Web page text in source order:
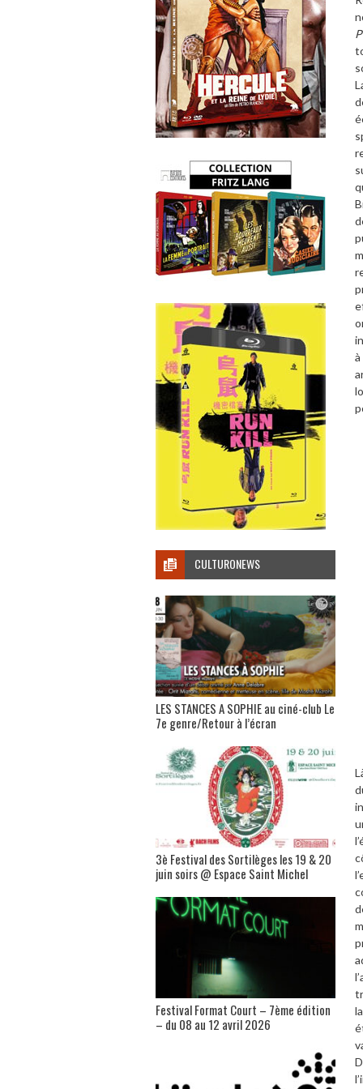
CULTURONEWS
LES STANCES A SOPHIE au ciné-club Le
7e genre/Retour à l’écran
3è Festival des Sortilèges les 19 & 20
juin soirs @ Espace Saint Michel
Festival Format Court – 7ème édition
– du 08 au 12 avril 2026